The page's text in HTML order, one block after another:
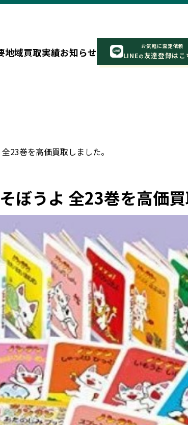
地域買取実績お知らせ
お気軽に査定依頼
LINEの友達登録はこ
23巻を高価買取しました。
ぼうよ 全23巻を高価買